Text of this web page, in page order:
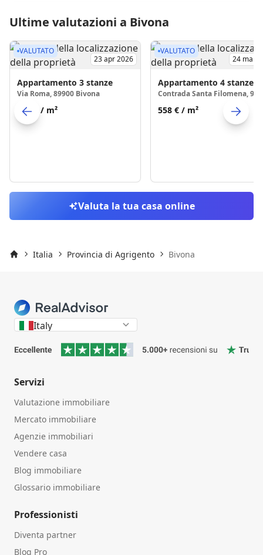
Ultime valutazioni a Bivona
VALUTATO
23 apr 2026
Appartamento 3 stanze
Via Roma, 89900 Bivona
424 € / m²
VALUTATO
24 mar
Appartamento 4 stanze
558 € / m²
Valuta la tua casa online
Italia Provincia di Agrigento Bivona
Italy
Servizi
Valutazione immobiliare
Mercato immobiliare
Agenzie immobiliari
Vendere casa
Blog immobiliare
Glossario immobiliare
Professionisti
Diventa partner
Blog Pro